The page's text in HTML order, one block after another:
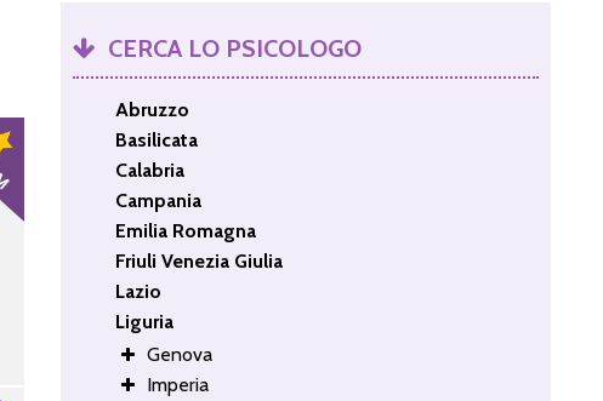
CERCA LO PSICOLOGO
Abruzzo
Basilicata
Calabria
Campania
Emilia Romagna
Friuli Venezia Giulia
Lazio
Liguria
Genova
Imperia